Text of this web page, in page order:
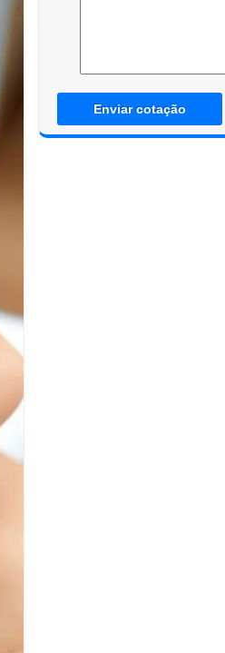
Enviar cotação